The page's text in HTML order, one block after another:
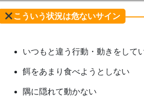
こういう状況は危ないサイン
いつもと違う行動・動きをして
餌をあまり食べようとしない
隅に隠れて動かない